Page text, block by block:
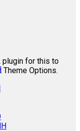
plugin for this to
Theme Options.